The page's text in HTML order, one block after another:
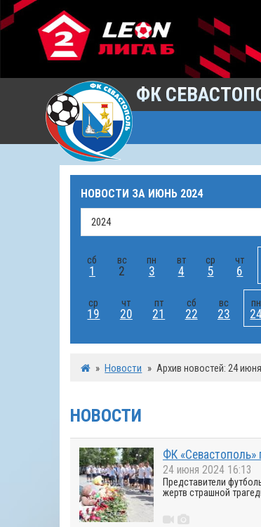
ФК
НОВОСТИ ЗА ИЮНЬ 2024
сб
1
вс
2
пн
3
вт
4
ср
5
чт
6
ср
19
чт
20
пт
21
сб
22
вс
23
пн
24
» Новости » Архив новостей: 24
НОВОСТИ
ФК «Севастополь»
24 июня 2024 16:13
Представители
жертв страшной